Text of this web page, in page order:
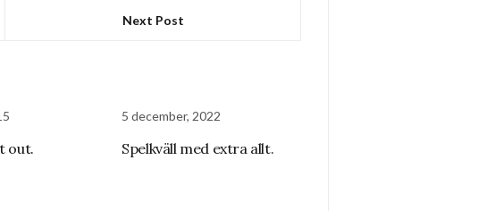
Next Post
out.
5 december, 2022
Spelkväll med extra allt.